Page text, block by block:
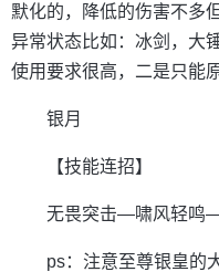
默化的，降低的伤害不多
异常状态比如：冰剑，大
使用要求很高，二是只能
银月
【技能连招】
无畏突击—啸风轻鸣
ps：注意至尊银皇的